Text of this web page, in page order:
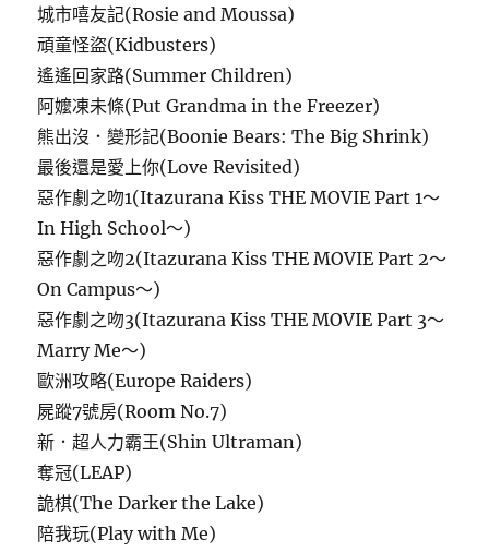
城市嘻友記(Rosie and Moussa)
頑童怪盜(Kidbusters)
遙遙回家路(Summer Children)
阿嬤凍未條(Put Grandma in the Freezer)
熊出沒．變形記(Boonie Bears: The Big Shrink)
最後還是愛上你(Love Revisited)
惡作劇之吻1(Itazurana Kiss THE MOVIE Part 1～
In High School～)
惡作劇之吻2(Itazurana Kiss THE MOVIE Part 2～
On Campus～)
惡作劇之吻3(Itazurana Kiss THE MOVIE Part 3～
Marry Me～)
歐洲攻略(Europe Raiders)
屍蹤7號房(Room No.7)
新．超人力霸王(Shin Ultraman)
奪冠(LEAP)
詭棋(The Darker the Lake)
陪我玩(Play with Me)